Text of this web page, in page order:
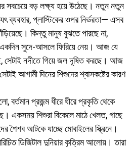
সবচেয়ে বড় লক্ষ্য হয়ে উঠেছে। নতুন নতুন
ব্যবহার, প্লাস্টিকের ওপর নির্ভরতা— এসব
কিন্তু মানুষ বুঝতে পারছে না,
সুদে-আসলে ফিরিয়ে নেয়। আজ যে
সেটাই নদীতে গিয়ে জল দূষিত করছে। আজ
আগামী দিনের শিশুদের শ্বাসকষ্টের কারণ
বর্তমান প্রজন্ম ধীরে ধীরে প্রকৃতি থেকে
একসময় শিশুরা বিকেলে মাঠে খেলত, গাছে
শৈশব আটকে যাচ্ছে মোবাইলের স্ক্রিনে।
ডিজিটাল দুনিয়ার কৃত্রিম আলোয়। তারা